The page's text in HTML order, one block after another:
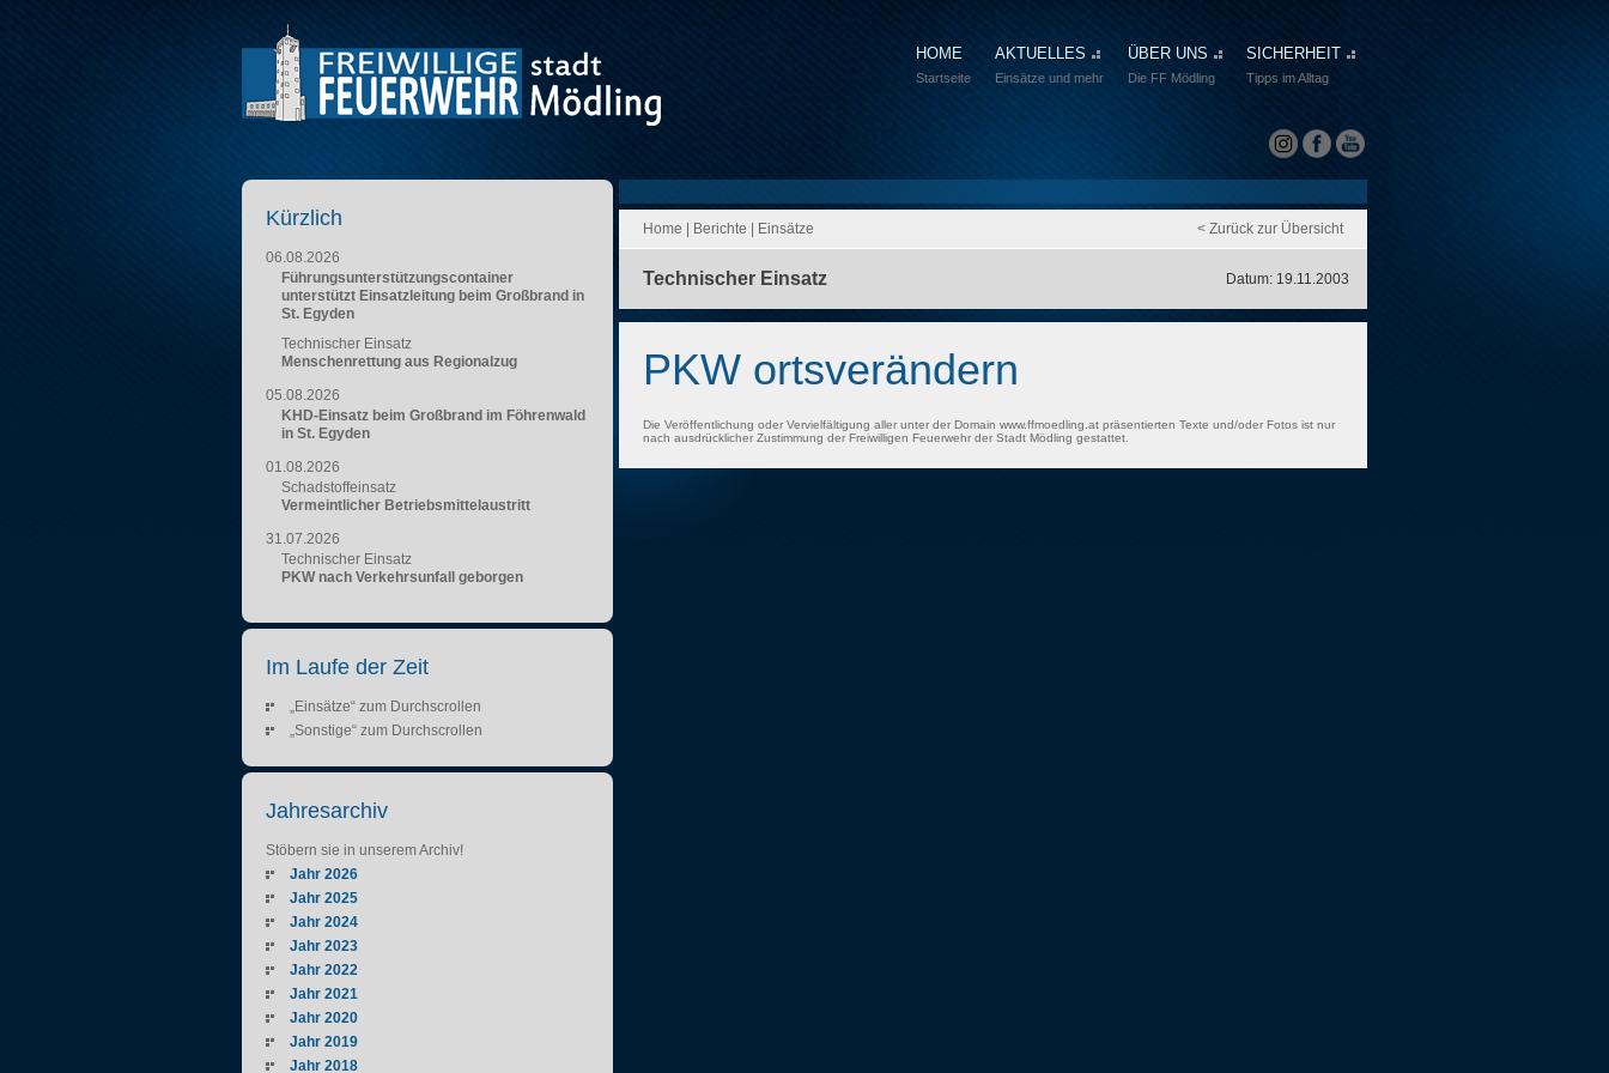
HOME
Startseite
AKTUELLES
Einsätze und mehr
ÜBER UNS
Die FF Mödling
SICHERHEIT
Tipps im Alltag
Home Berichte Einsätze < Zurück zur Übersicht
Technischer Einsatz Datum: 19.11.2003
PKW ortsverändern
Die Veröffentlichung oder Vervielfältigung aller unter der Domain www.ffmoedling.at präsentierten Texte und/oder Fotos ist nur
nach ausdrücklicher Zustimmung der Freiwilligen Feuerwehr der Stadt Mödling gestattet.
Kürzlich
06.08.2026
Führungsunterstützungscontainer
unterstützt Einsatzleitung beim Großbrand in
St. Egyden
Technischer Einsatz
Menschenrettung aus Regionalzug
05.08.2026
KHD-Einsatz beim Großbrand im Föhrenwald
in St. Egyden
01.08.2026
Schadstoffeinsatz
Vermeintlicher Betriebsmittelaustritt
31.07.2026
Technischer Einsatz
PKW nach Verkehrsunfall geborgen
Im Laufe der Zeit
„Einsätze“ zum Durchscrollen
„Sonstige“ zum Durchscrollen
Jahresarchiv
Stöbern sie in unserem Archiv!
Jahr 2026
Jahr 2025
Jahr 2024
Jahr 2023
Jahr 2022
Jahr 2021
Jahr 2020
Jahr 2019
Jahr 2018